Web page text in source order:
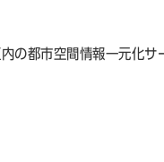
の都市空間情報一元化サ